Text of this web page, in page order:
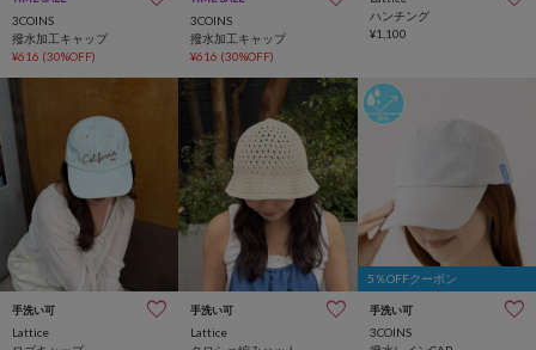
3COINS
撥水加工キャップ
¥616 (30%OFF)
3COINS
撥水加工キャップ
¥616 (30%OFF)
ハンチング
¥1,100
手洗い可
Lattice
手洗い可
Lattice
5％OFFクーポン
手洗い可
3COINS